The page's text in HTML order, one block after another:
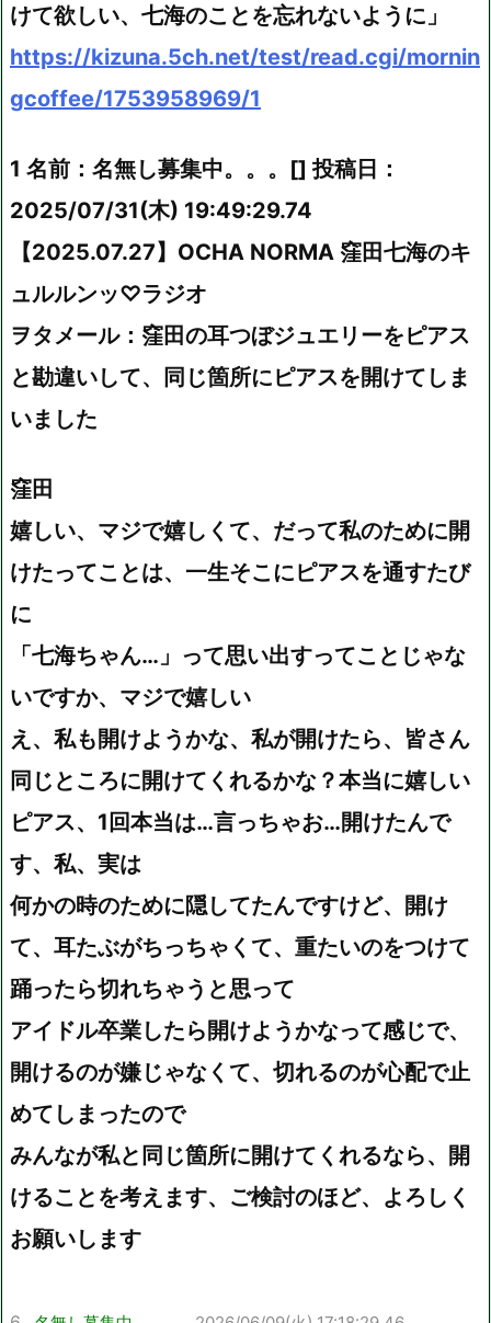
けて欲しい、七海のことを忘れないように」
https://kizuna.5ch.net/test/read.cgi/mornin
gcoffee/1753958969/1
1 名前：名無し募集中。。。[] 投稿日：
2025/07/31(木) 19:49:29.74
【2025.07.27】OCHA NORMA 窪田七海のキ
ュルルンッ♡ラジオ
ヲタメール：窪田の耳つぼジュエリーをピアス
と勘違いして、同じ箇所にピアスを開けてしま
いました
窪田
嬉しい、マジで嬉しくて、だって私のために開
けたってことは、一生そこにピアスを通すたび
に
「七海ちゃん…」って思い出すってことじゃな
いですか、マジで嬉しい
え、私も開けようかな、私が開けたら、皆さん
同じところに開けてくれるかな？本当に嬉しい
ピアス、1回本当は…言っちゃお…開けたんで
す、私、実は
何かの時のために隠してたんですけど、開け
て、耳たぶがちっちゃくて、重たいのをつけて
踊ったら切れちゃうと思って
アイドル卒業したら開けようかなって感じで、
開けるのが嫌じゃなくて、切れるのが心配で止
めてしまったので
みんなが私と同じ箇所に開けてくれるなら、開
けることを考えます、ご検討のほど、よろしく
お願いします